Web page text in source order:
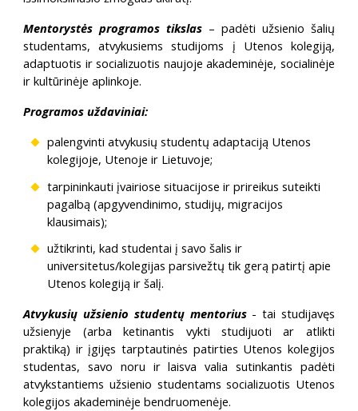
Mentorystės programos tikslas – padėti užsienio šalių
studentams, atvykusiems studijoms į Utenos kolegiją,
adaptuotis ir socializuotis naujoje akademinėje, socialinėje
ir kultūrinėje aplinkoje.
Programos uždaviniai:
palengvinti atvykusių studentų adaptaciją Utenos
kolegijoje, Utenoje ir Lietuvoje;
tarpininkauti įvairiose situacijose ir prireikus suteikti
pagalbą (apgyvendinimo, studijų, migracijos
klausimais);
užtikrinti, kad studentai į savo šalis ir
universitetus/kolegijas parsivežtų tik gerą patirtį apie
Utenos kolegiją ir šalį.
Atvykusių užsienio studentų mentorius- tai studijavęs
užsienyje (arba ketinantis vykti studijuoti ar atlikti
praktiką) ir įgijęs tarptautinės patirties Utenos kolegijos
studentas, savo noru ir laisva valia sutinkantis padėti
atvykstantiems užsienio studentams socializuotis Utenos
kolegijos akademinėje bendruomenėje.